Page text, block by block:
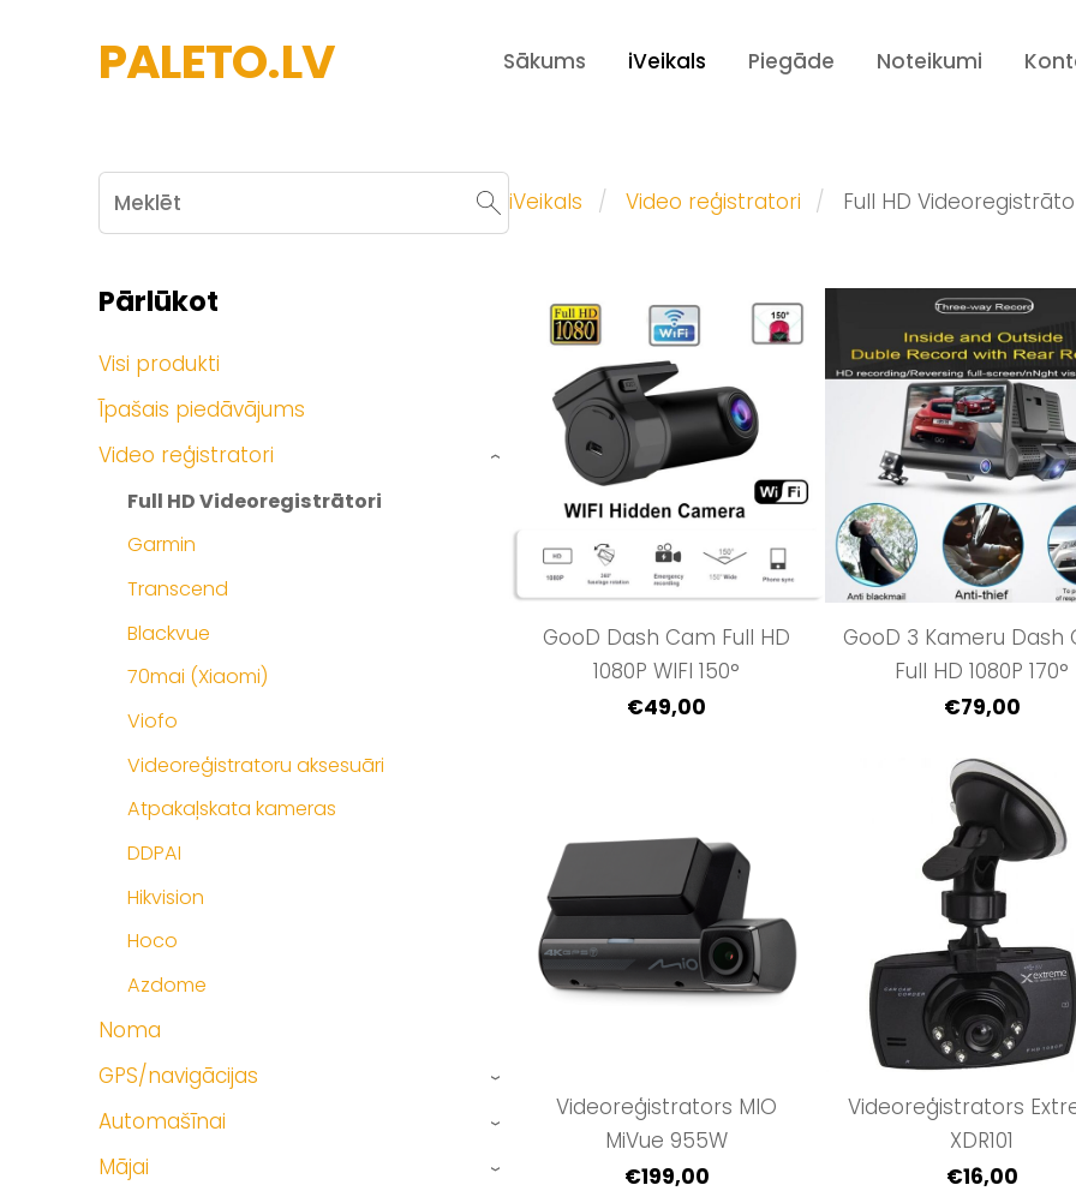
PALETO.LV Sākums iVeikals Piegāde Noteikumi
Pārlūkot
Visi produkti
Īpašais piedāvājums
Video reģistratori
Full HD Videoregistrātori
Garmin
Transcend
Blackvue
70mai (Xiaomi)
Viofo
Videoreģistratoru aksesuāri
Atpakaļskata kameras
DDPAI
Hikvision
Hoco
Azdome
›
Noma
GPS/navigācijas
›
Automašīnai ›
Mājai ›
iVeikals Video reģistratori Full HD
GooD Dash Cam Full HD
1080P WIFI 150°
€49,00
GooD 3 Kameru Dash
Full HD 1080P 170°
€79,00
Videoreģistrators MIO
MiVue 955W
€199,00
Videoreģistrators
XDR101
€16,00